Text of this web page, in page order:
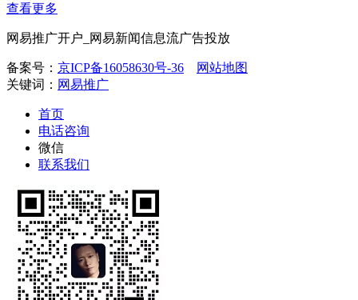
查看更多
网易推广开户_网易新闻信息流广告投放
备案号： 京ICP备16058630号-36
网站地图
关键词： 网易推广
首页
电话咨询
微信
联系我们